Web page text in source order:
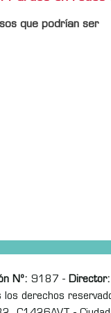
que podrían ser
Nº: 9187 - Director:
derechos